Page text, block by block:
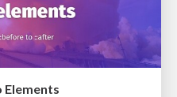
Elements